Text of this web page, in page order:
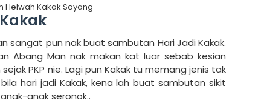
Helwah Kakak Sayang
sangat pun nak buat sambutan Hari Jadi Kakak.
Abang Man nak makan kat luar sebab kesian
PKP nie. Lagi pun Kakak tu memang jenis tak
hari jadi Kakak, kena lah buat sambutan sikit
anak seronok..